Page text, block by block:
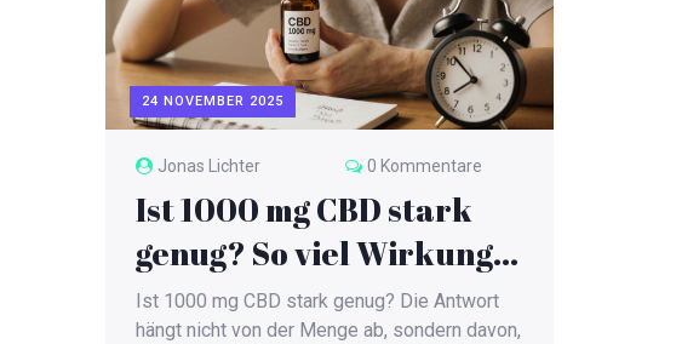
24 NOVEMBER 2025
Jonas Lichter 0 Kommentare
Ist 1000 mg CBD stark
genug? So viel Wirkung
steckt wirklich drin
Ist 1000 mg CBD stark genug? Die Antwort
hängt nicht von der Menge ab, sondern davon,